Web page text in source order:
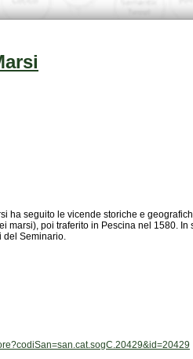
del Seminario.